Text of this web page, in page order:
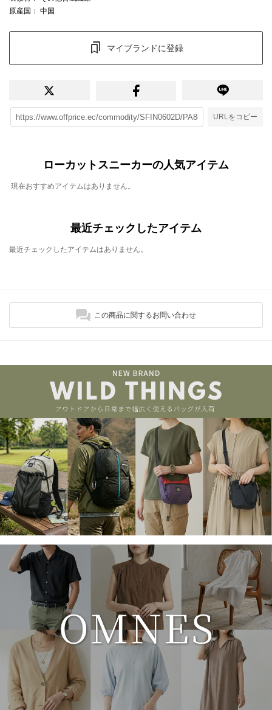
原産国 ： 中国
マイブランドに登録
URLをコピー
ローカットスニーカーの人気アイテム
現在おすすめアイテムはありません。
最近チェックしたアイテム
最近チェックしたアイテムはありません。
この商品に関するお問い合わせ